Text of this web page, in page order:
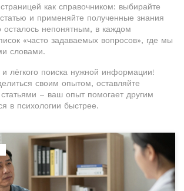
как справочником: выбирайте
и применяйте полученные знания
осталось непонятным, в каждом
«часто задаваемых вопросов», где мы
словами.
и лёгкого поиска нужной информации!
своим опытом, оставляйте
– ваш опыт помогает другим
в психологии быстрее.